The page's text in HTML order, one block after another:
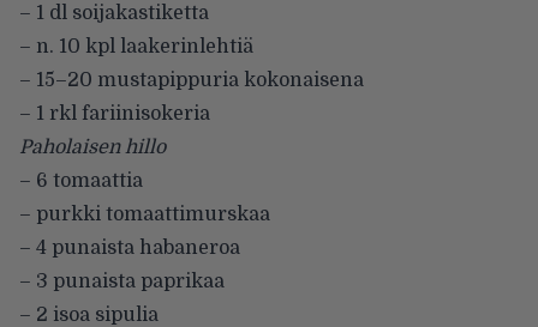
– 1 dl soijakastiketta
– n. 10 kpl laakerinlehtiä
– 15–20 mustapippuria kokonaisena
– 1 rkl fariinisokeria
Paholaisen hillo
– 6 tomaattia
– purkki tomaattimurskaa
– 4 punaista habaneroa
– 3 punaista paprikaa
– 2 isoa sipulia